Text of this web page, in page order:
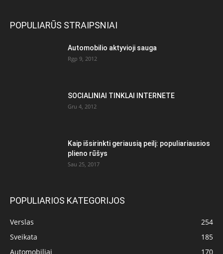
POPULIARŪS STRAIPSNIAI
Automobilio aktyvioji sauga
Rgp 9, 2012
SOCIALINIAI TINKLAI INTERNETE
Gru 4, 2012
Kaip išsirinkti geriausią peilį: populiariausios
plieno rūšys
Sau 25, 2017
POPULIARIOS KATEGORIJOS
Verslas
254
Sveikata
185
Automobiliai
170